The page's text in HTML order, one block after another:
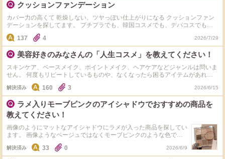
クッションファンデーション
カバー力の高くて 乾燥しない、ツヤっぽい仕上がりになる クッションファン
デーションを探してます。 プチプラでも、韓国コスメでも、デパコスでも、
137 4 2026/7/29
美容好きのみなさんの「人生コスメ」を教えてください！
スキンケア、ベースメイク、ポイントメイク、ヘアケアなどジャンルは問いま
せん。 何度もリピートしているものや、なくなったら困るアイテムがあれば
教えてください！ 理由も聞けたら嬉しいです♪
解決済み 160 3 2026/6/15
ラメ入りモーブピンクのアイシャドウでおすすめの商品を
教えてください！
画像のようにマットなアイシャドウにラメが入った商品を探してい
ます。 画像ようなベージュではなくモーブピンクのような色で単
色アイシャドウはありますでしょうか。
解決済み 33 0 2026/6/9